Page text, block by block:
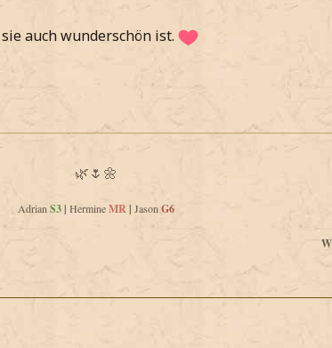
auch wunderschön ist.
🌿🌷🌼
AdrianS3| HermineMR| JasonG6